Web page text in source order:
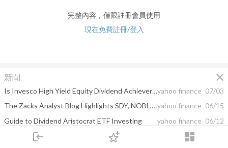
login dashboard
下單
完整內容，僅限註冊會員使用
現在免費註冊/登入
新聞 close
Is Invesco High Yield Equity Dividend Achievers ETF (PEY) a Strong ETF Right Now?yahoo finance 07/03
The Zacks Analyst Blog Highlights SDY, NOBL, OUSA, PFM, PEY and SNPDyahoo finance 06/15
Guide to Dividend Aristocrat ETF Investing
yahoo finance 06/12
yahoo finance